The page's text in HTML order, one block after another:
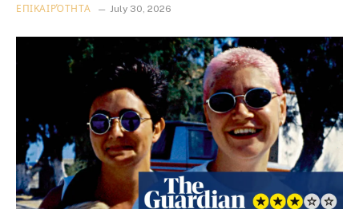
ΕΠΙΚΑΙΡΌΤΗΤΑ July 30, 2026